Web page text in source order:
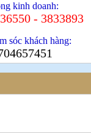
kinh doanh:
- 3833893
sóc khách hàng: